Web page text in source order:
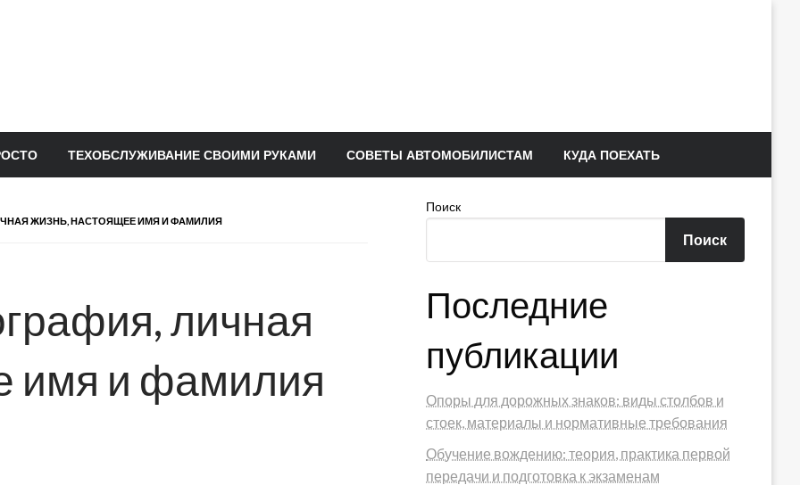
ТЕХОБСЛУЖИВАНИЕ СВОИМИ РУКАМИ СОВЕТЫ АВТОМОБИЛИСТАМ КУДА ПОЕХАТЬ
ЖИЗНЬ, НАСТОЯЩЕЕ ИМЯ И ФАМИЛИЯ
личная
имя и фамилия
Поиск
Поиск
Последние
публикации
Опоры для дорожных знаков: виды столбов и
стоек, материалы и нормативные требования
Обучение вождению: теория, практика первой
передачи и подготовка к экзаменам